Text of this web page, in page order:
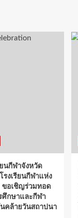
ยนกีฬาจังหวัด
งเรียนกีฬาแห่ง
ขอเชิญร่วมทอด
ศึกษาและกีฬา
คล้ายวันสถาปนา